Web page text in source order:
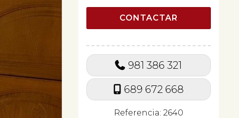
981 386 321
689 672 668
Referencia: 2640